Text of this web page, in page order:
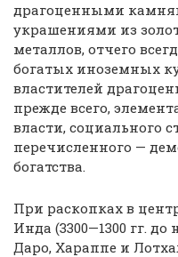
драгоценными
украшениями из
металлов, отчего
богатых иноземных
властителей
прежде всего,
власти, социального
перечисленного —
богатства.
При раскопках в
Инда (3300—1300 гг.
Даро, Хараппе и